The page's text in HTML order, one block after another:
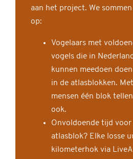
aan het project. We
op:
Vogelaars met
vogels die in
kunnen meedoen
in de atlasblokken.
mensen één blok
ook.
Onvoldoende tijd
atlasblok? Elke losse
kilometerhok via